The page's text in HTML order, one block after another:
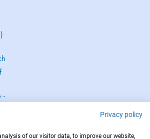
-
Privacy policy
of our visitor data, to improve our website,